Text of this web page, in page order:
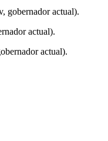
gobernador actual).
actual).
actual).